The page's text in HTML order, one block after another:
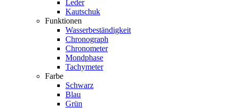
Leder
Kautschuk
Funktionen
Wasserbeständigkeit
Chronograph
Chronometer
Mondphase
Tachymeter
Farbe
Schwarz
Blau
Grün